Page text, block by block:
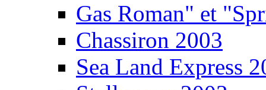
Gas Roman" et
Chassiron 2003
Sea Land Express